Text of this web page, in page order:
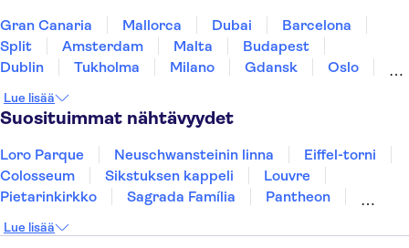
Gran Canaria Mallorca Dubai
Barcelona
Split
Amsterdam Malta
Budapest
Dublin
Tukholma Milano Gdansk
Oslo
Tallinna
Ljubljana Riika
Lue lisää
Suosituimmat nähtävyydet
Loro Parque Neuschwansteinin linna
Eiffel-torni
Colosseum
Sikstuksen kappeli
Louvre
Pietarinkirkko
Sagrada Família
Pantheon
Keukenhof
London Eye
Montmartre
Lue lisää